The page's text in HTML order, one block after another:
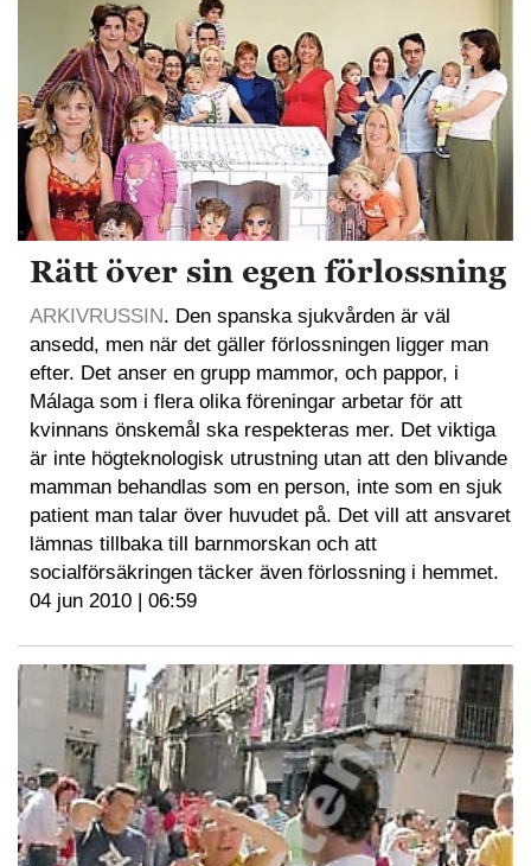
Rätt över sin egen förlossning
ARKIVRUSSIN. Den spanska sjukvården är väl
ansedd, men när det gäller förlossningen ligger man
efter. Det anser en grupp mammor, och pappor, i
Málaga som i flera olika föreningar arbetar för att
kvinnans önskemål ska respekteras mer. Det viktiga
är inte högteknologisk utrustning utan att den blivande
mamman behandlas som en person, inte som en sjuk
patient man talar över huvudet på. Det vill att ansvaret
lämnas tillbaka till barnmorskan och att
socialförsäkringen täcker även förlossning i hemmet.
04 jun 2010 | 06:59